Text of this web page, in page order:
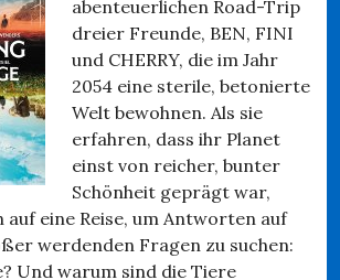
abenteuerlichen Road-Trip
dreier Freunde, BEN, FINI
und CHERRY, die im Jahr
2054 eine sterile, betonierte
Welt bewohnen. Als sie
erfahren, dass ihr Planet
einst von reicher, bunter
Schönheit geprägt war,
auf eine Reise, um Antworten auf
werdenden Fragen zu suchen:
Und warum sind die Tiere